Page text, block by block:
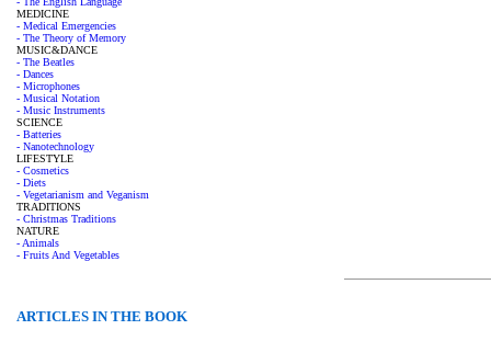
MEDICINE
- Medical Emergencies
- The Theory of Memory
MUSIC&DANCE
- The Beatles
- Dances
- Microphones
- Musical Notation
- Music Instruments
SCIENCE
- Batteries
- Nanotechnology
LIFESTYLE
- Cosmetics
- Diets
- Vegetarianism and Veganism
TRADITIONS
- Christmas Traditions
NATURE
- Animals
- Fruits And Vegetables
ARTICLES IN THE BOOK